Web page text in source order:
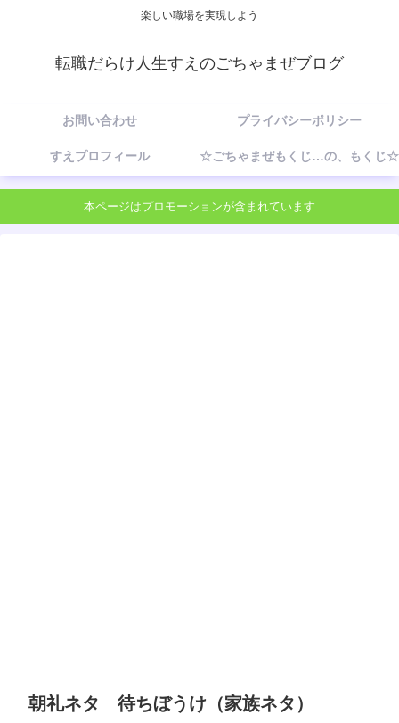
楽しい職場を実現しよう
転職だらけ人生すえのごちゃまぜブログ
お問い合わせ プライバシーポリシー
すえプロフィール ☆ごちゃまぜもくじ…の、もくじ☆
本ページはプロモーションが含まれています
朝礼ネタ 待ちぼうけ（家族ネタ）